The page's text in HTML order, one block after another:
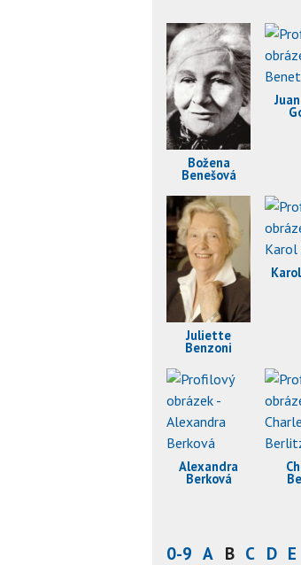
Božena
Benešová
Juliette
Benzoni
Alexandra
Berková
0-9 A B C D E